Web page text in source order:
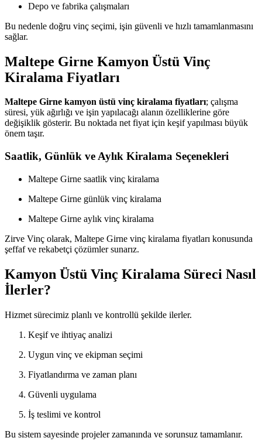
Depo ve fabrika çalışmaları
Bu nedenle doğru vinç seçimi, işin güvenli ve hızlı tamamlanmasını
sağlar.
Maltepe Girne Kamyon Üstü Vinç
Kiralama Fiyatları
Maltepe Girne kamyon üstü vinç kiralama fiyatları; çalışma
süresi, yük ağırlığı ve işin yapılacağı alanın özelliklerine göre
değişiklik gösterir. Bu noktada net fiyat için keşif yapılması büyük
önem taşır.
Saatlik, Günlük ve Aylık Kiralama Seçenekleri
Maltepe Girne saatlik vinç kiralama
Maltepe Girne günlük vinç kiralama
Maltepe Girne aylık vinç kiralama
Zirve Vinç olarak, Maltepe Girne vinç kiralama fiyatları konusunda
şeffaf ve rekabetçi çözümler sunarız.
Kamyon Üstü Vinç Kiralama Süreci Nasıl
İlerler?
Hizmet sürecimiz planlı ve kontrollü şekilde ilerler.
Keşif ve ihtiyaç analizi
Uygun vinç ve ekipman seçimi
Fiyatlandırma ve zaman planı
Güvenli uygulama
İş teslimi ve kontrol
Bu sistem sayesinde projeler zamanında ve sorunsuz tamamlanır.